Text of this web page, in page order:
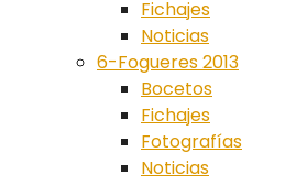
Fichajes
Noticias
6-Fogueres 2013
Bocetos
Fichajes
Fotografías
Noticias